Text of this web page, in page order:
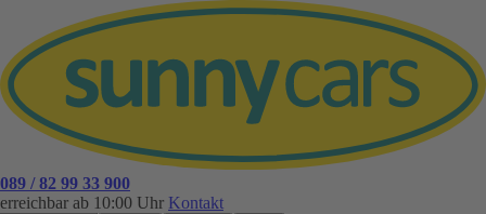
089 / 82 99 33 900
erreichbar ab 10:00 Uhr Kontakt